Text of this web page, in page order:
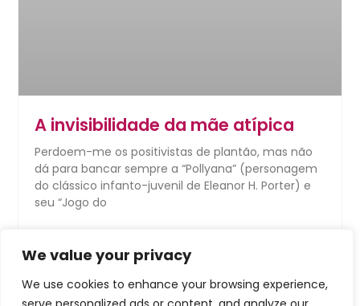
We value your privacy
We use cookies to enhance your browsing experience,
A invisibilidade da mãe atípica
Perdoem-me os positivistas de plantão, mas não
dá para bancar sempre a “Pollyana” (personagem
do clássico infanto-juvenil de Eleanor H. Porter) e
seu “Jogo do
27 de dezembro de 2024 Nenhum comentário